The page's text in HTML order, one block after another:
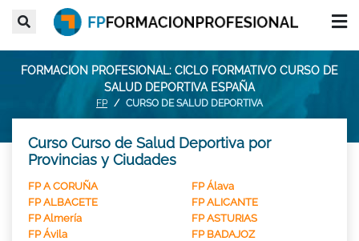
FORMACION PROFESIONAL: CICLO FORMATIVO CURSO DE
SALUD DEPORTIVA ESPAÑA
FP CURSO DE SALUD DEPORTIVA
Curso Curso de Salud Deportiva por
Provincias y Ciudades
FP A CORUÑA
FP Álava
FP ALBACETE
FP ALICANTE
FP Almería
FP ASTURIAS
FP Ávila
FP BADAJOZ